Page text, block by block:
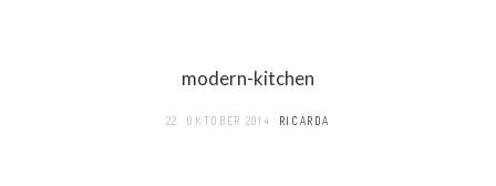
modern-kitchen
22. OKTOBER 2014 RICARDA